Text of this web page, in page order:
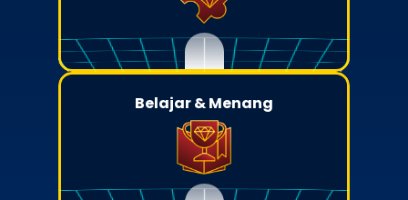
Belajar & Menang